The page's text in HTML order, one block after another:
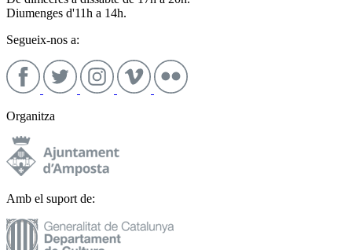
Diumenges d'11h a 14h.
Segueix-nos a:
Organitza
Amb el suport de: